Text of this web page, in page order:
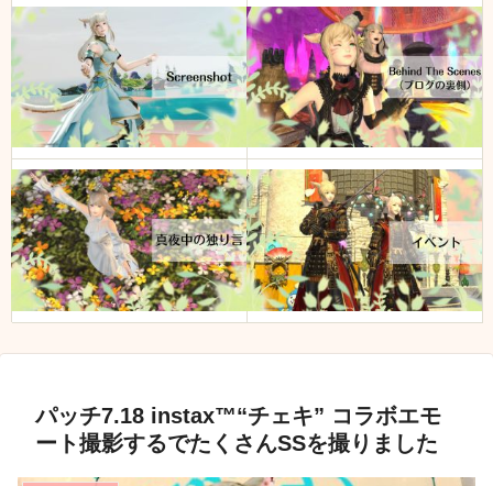
パッチ7.18 instax™“チェキ” コラボエモ
ート撮影するでたくさんSSを撮りました